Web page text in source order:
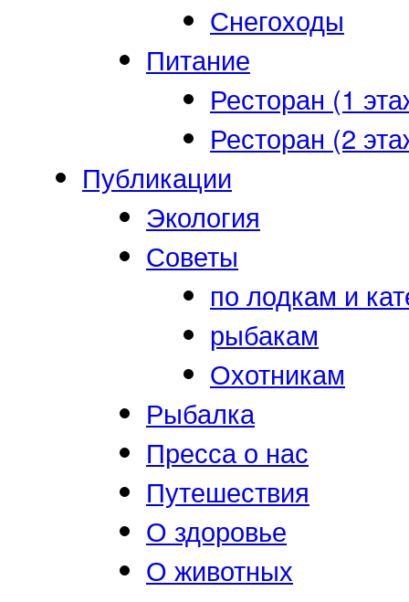
Снегоходы
Питание
Ресторан (1
Ресторан (2
Публикации
Экология
Советы
по лодкам и
рыбакам
Охотникам
Рыбалка
Пресса о нас
Путешествия
О здоровье
О животных